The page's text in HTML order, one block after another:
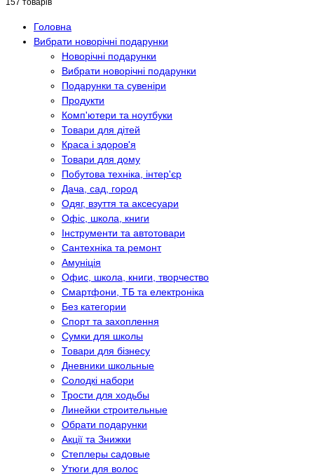
157 товарів
Головна
Вибрати новорічні подарунки
Новорічні подарунки
Вибрати новорічні подарунки
Подарунки та сувеніри
Продукти
Комп'ютери та ноутбуки
Товари для дітей
Краса і здоров'я
Товари для дому
Побутова техніка, інтер'єр
Дача, сад, город
Одяг, взуття та аксесуари
Офіс, школа, книги
Інструменти та автотовари
Сантехніка та ремонт
Амуніція
Офис, школа, книги, творчество
Смартфони, ТБ та електроніка
Без категории
Спорт та захоплення
Сумки для школы
Товари для бізнесу
Дневники школьные
Солодкі набори
Трости для ходьбы
Линейки строительные
Обрати подарунки
Акції та Знижки
Степлеры садовые
Утюги для волос